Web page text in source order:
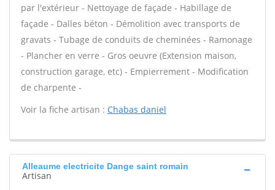
par l'extérieur - Nettoyage de façade - Habillage de
façade - Dalles béton - Démolition avec transports de
gravats - Tubage de conduits de cheminées - Ramonage
- Plancher en verre - Gros oeuvre (Extension maison,
construction garage, etc) - Empierrement - Modification
de charpente -
Voir la fiche artisan : Chabas daniel
Alleaume electricite Dange saint romain
Artisan